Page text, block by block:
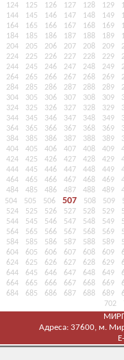
124 125 126 127 128 129
144 145 146 147 148 149
164 165 166 167 168 169
184 185 186 187 188 189
204 205 206 207 208 209
224 225 226 227 228 229
244 245 246 247 248 249
264 265 266 267 268 269
284 285 286 287 288 289
304 305 306 307 308 309
324 325 326 327 328 329
344 345 346 347 348 349
364 365 366 367 368 369
384 385 386 387 388 389
404 405 406 407 408 409
424 425 426 427 428 429
444 445 446 447 448 449
464 465 466 467 468 469
484 485 486 487 488 489
504 505 506 507 508 509
524 525 526 527 528 529
544 545 546 547 548 549
564 565 566 567 568 569
584 585 586 587 588 589
604 605 606 607 608 609
624 625 626 627 628 629
644 645 646 647 648 649
664 665 666 667 668 669
684 685 686 687 688 689
702
Адреса: 37600, м.